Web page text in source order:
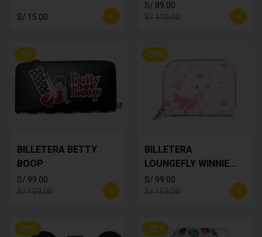
S/ 15.00
S/ 89.00
S/ 110.00
-9%
BILLETERA BETTY
BOOP
S/ 99.00
S/ 109.00
-38%
BILLETERA
LOUNGEFLY WINNIE
THE POOH
S/ 99.00
S/ 159.00
-20% -25%